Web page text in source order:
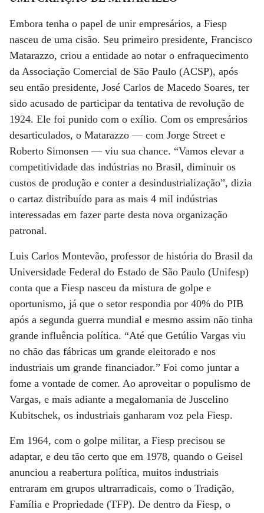
Embora tenha o papel de unir empresários, a Fiesp
nasceu de uma cisão. Seu primeiro presidente, Francisco
Matarazzo, criou a entidade ao notar o enfraquecimento
da Associação Comercial de São Paulo (ACSP), após
seu então presidente, José Carlos de Macedo Soares, ter
sido acusado de participar da tentativa de revolução de
1924. Ele foi punido com o exílio. Com os empresários
desarticulados, o Matarazzo — com Jorge Street e
Roberto Simonsen — viu sua chance. “Vamos elevar a
competitividade das indústrias no Brasil, diminuir os
custos de produção e conter a desindustrialização”, dizia
o cartaz distribuído para as mais 4 mil indústrias
interessadas em fazer parte desta nova organização
patronal.
Luis Carlos Montevão, professor de história do Brasil da
Universidade Federal do Estado de São Paulo (Unifesp)
conta que a Fiesp nasceu da mistura de golpe e
oportunismo, já que o setor respondia por 40% do PIB
após a segunda guerra mundial e mesmo assim não tinha
grande influência política. “Até que Getúlio Vargas viu
no chão das fábricas um grande eleitorado e nos
industriais um grande financiador.” Foi como juntar a
fome a vontade de comer. Ao aproveitar o populismo de
Vargas, e mais adiante a megalomania de Juscelino
Kubitschek, os industriais ganharam voz pela Fiesp.
Em 1964, com o golpe militar, a Fiesp precisou se
adaptar, e deu tão certo que em 1978, quando o Geisel
anunciou a reabertura política, muitos industriais
entraram em grupos ultrarradicais, como o Tradição,
Família e Propriedade (TFP). De dentro da Fiesp, o